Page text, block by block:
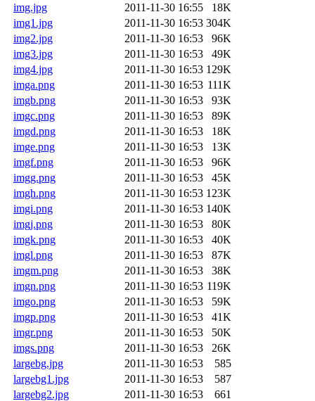
img.jpg
2011-11-30 16:55
18K
img1.jpg
2011-11-30 16:53 304K
img2.jpg
2011-11-30 16:53
96K
img3.jpg
2011-11-30 16:53
49K
img4.jpg
2011-11-30 16:53 129K
imga.png
2011-11-30 16:53 111K
imgb.png
2011-11-30 16:53
93K
imgc.png
2011-11-30 16:53
89K
imgd.png
2011-11-30 16:53
18K
imge.png
2011-11-30 16:53
13K
imgf.png
2011-11-30 16:53
96K
imgg.png
2011-11-30 16:53
45K
imgh.png
2011-11-30 16:53 123K
imgi.png
2011-11-30 16:53 140K
imgj.png
2011-11-30 16:53
80K
imgk.png
2011-11-30 16:53
40K
imgl.png
2011-11-30 16:53
87K
imgm.png
2011-11-30 16:53
38K
imgn.png
2011-11-30 16:53 119K
imgo.png
2011-11-30 16:53
59K
imgp.png
2011-11-30 16:53
41K
imgr.png
2011-11-30 16:53
50K
imgs.png
2011-11-30 16:53
26K
largebg.jpg
2011-11-30 16:53
585
largebg1.jpg
2011-11-30 16:53
587
largebg2.jpg
2011-11-30 16:53
661